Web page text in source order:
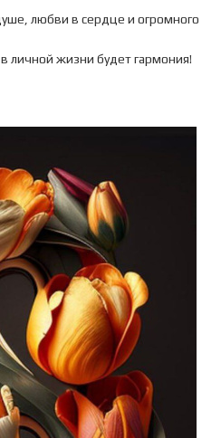
любви в сердце и огромного
личной жизни будет гармония!